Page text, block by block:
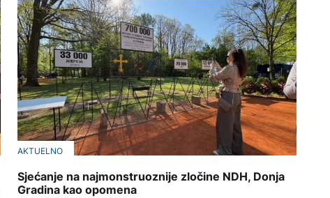
AKTUELNO
Sjećanje na najmonstruoznije zločine NDH, Donja
Gradina kao opomena